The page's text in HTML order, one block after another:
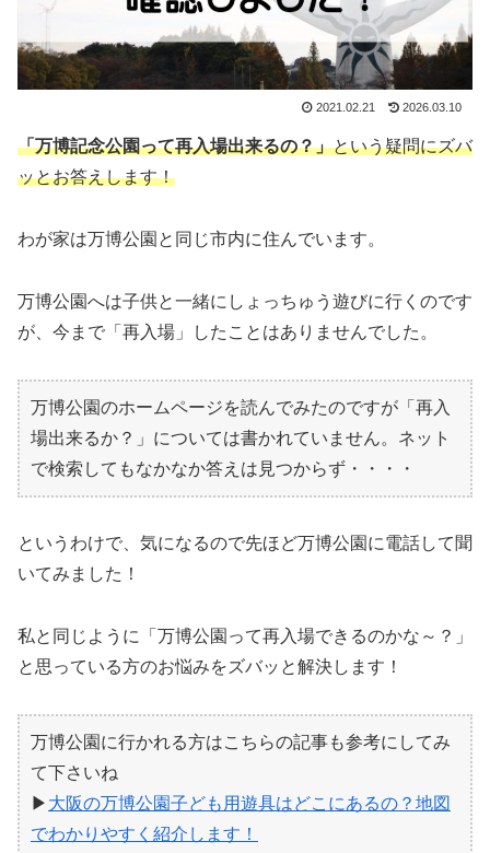
2021.02.21 2026.03.10
「万博記念公園って再入場出来るの？」という疑問にズバ
ッとお答えします！
わが家は万博公園と同じ市内に住んでいます。
万博公園へは子供と一緒にしょっちゅう遊びに行くのです
が、今まで「再入場」したことはありませんでした。
万博公園のホームページを読んでみたのですが「再入
場出来るか？」については書かれていません。ネット
で検索してもなかなか答えは見つからず・・・・
というわけで、気になるので先ほど万博公園に電話して聞
いてみました！
私と同じように「万博公園って再入場できるのかな～？」
と思っている方のお悩みをズバッと解決します！
万博公園に行かれる方はこちらの記事も参考にしてみ
て下さいね
▶ 大阪の万博公園子ども用遊具はどこにあるの？地図
でわかりやすく紹介します！